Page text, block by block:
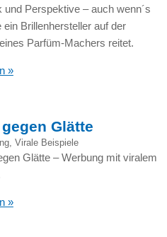
und Perspektive – auch wenn´s
ein Brillenhersteller auf der
Parfüm-Machers reitet.
»
Glätte
, Virale Beispiele
Glätte – Werbung mit viralem
»